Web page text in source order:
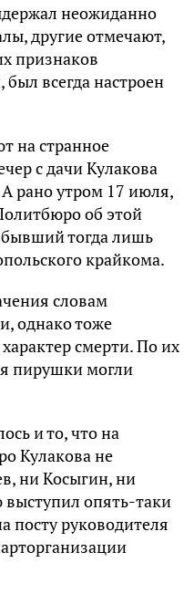
неожиданно
другие отмечают,
признаков
всегда настроен
на странное
с дачи Кулакова
А рано утром 17 июля,
об этой
бывший тогда лишь
крайкома.
словам
однако тоже
смерти. По их
пирушки могли
и то, что на
Кулакова не
ни Косыгин, ни
выступил опять-таки
посту руководителя